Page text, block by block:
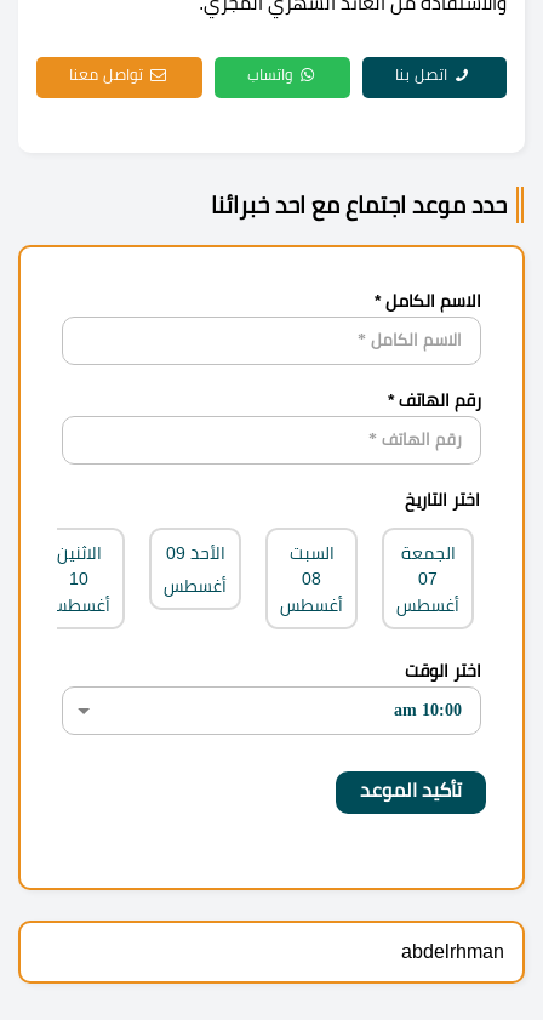
اتصل بنا واتساب تواصل معنا
حدد موعد اجتماع مع احد خبرائنا
الاسم الكامل *
رقم الهاتف *
اختر التاريخ
الجمعة
07
أغسطس
السبت
08
أغسطس
الأحد 09
أغسطس
الاثنين
10
أغسطس
اختر الوقت
abdelrhman